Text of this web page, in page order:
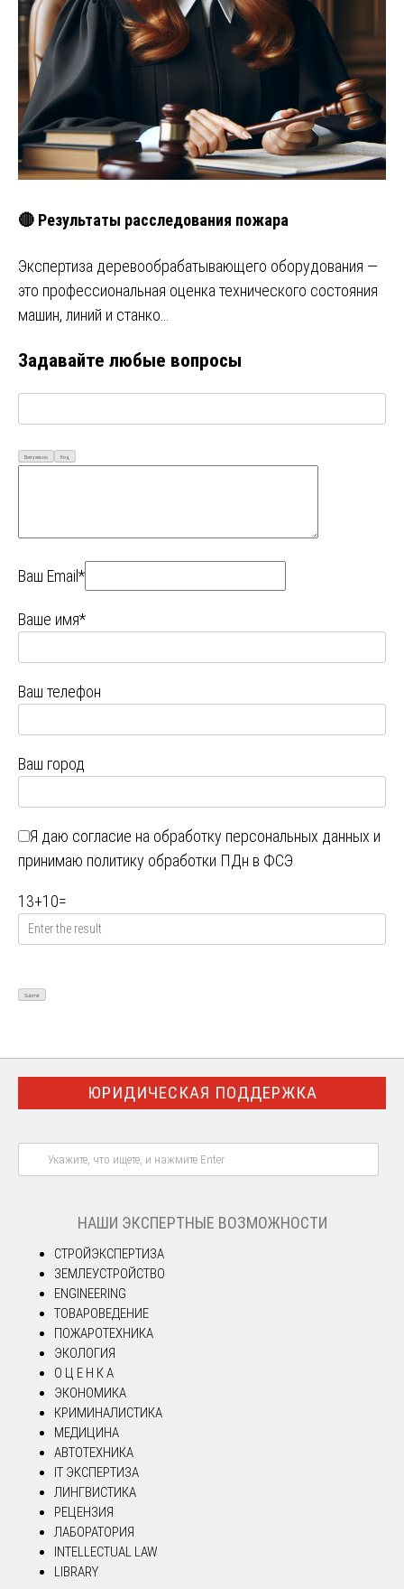
🔴 Результаты расследования пожара
Экспертиза деревообрабатывающего оборудования —
это профессиональная оценка технического состояния
машин, линий и станко…
Задавайте любые вопросы
Визуально Код
Ваш Email*
Ваше имя*
Ваш телефон
Ваш город
Я даю согласие на обработку персональных данных и
принимаю политику обработки ПДн в ФСЭ
13+10=
ЮРИДИЧЕСКАЯ ПОДДЕРЖКА
НАШИ ЭКСПЕРТНЫЕ ВОЗМОЖНОСТИ
СТРОЙЭКСПЕРТИЗА
ЗЕМЛЕУСТРОЙСТВО
ENGINEERING
ТОВАРОВЕДЕНИЕ
ПОЖАРОТЕХНИКА
ЭКОЛОГИЯ
О Ц Е Н К А
ЭКОНОМИКА
КРИМИНАЛИСТИКА
МЕДИЦИНА
АВТОТЕХНИКА
IT ЭКСПЕРТИЗА
ЛИНГВИСТИКА
РЕЦЕНЗИЯ
ЛАБОРАТОРИЯ
INTELLECTUAL LAW
LIBRARY